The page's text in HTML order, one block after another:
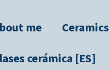
me Ceramics
cerámica [ES]